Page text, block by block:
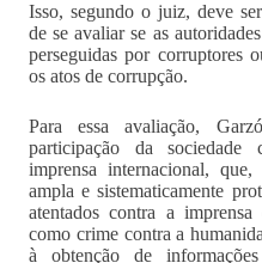
Isso, segundo o juiz, deve
de se avaliar se as
perseguidas por corruptores
os atos de corrupção.
Para essa avaliação,
participação da
imprensa internacional,
ampla e sistematicamente
atentados contra a imprensa
como crime contra a
à obtenção de informações